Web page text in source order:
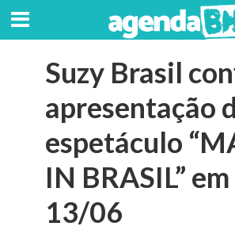
Suzy Brasil
apresentação
espetáculo
IN BRASIL”
13/06